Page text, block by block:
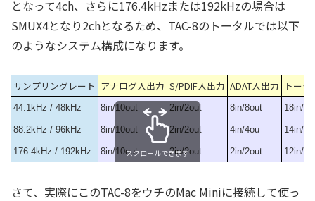
となって4ch、さらに176.4kHzまたは192kHzの場合は
SMUX4となり2chとなるため、TAC-8のトータルでは以下
のようなシステム構成になります。
サンプリングレート アナログ入出力 S/PDIF入出力 ADAT入出力 トー
44.1kHz / 48kHz 8in/10out 2in/2out 8in/8out 18in/
88.2kHz / 96kHz 8in/10out 2in/2out 4in/4ou 14in/
176.4kHz / 192kHz 8in/10out 2in/2out 2in/2out 12in/
スクロールできます
さて、実際にこのTAC-8をウチのMac Miniに接続して使っ